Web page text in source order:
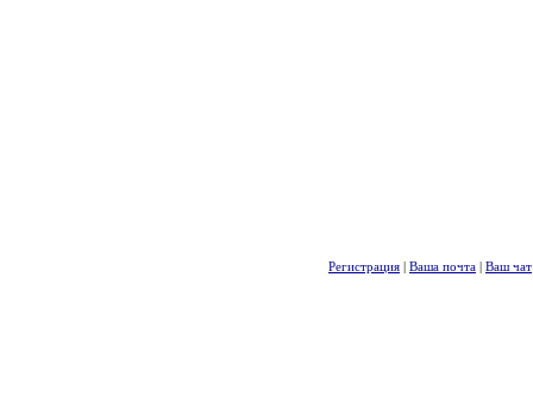
Регистрация | Ваша почта | Ваш чат